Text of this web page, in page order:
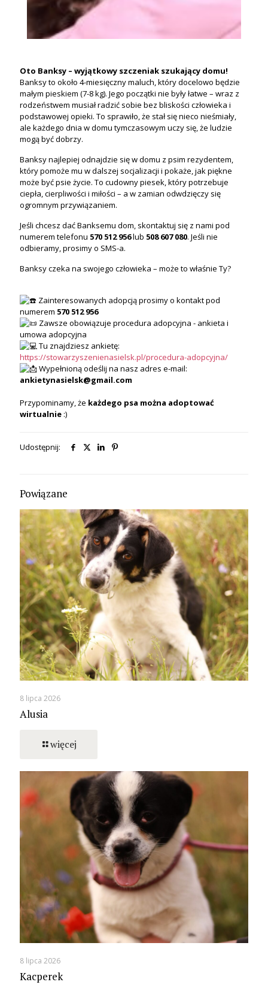
Oto Banksy – wyjątkowy szczeniak szukający domu!
Banksy to około 4-miesięczny maluch, który docelowo będzie
małym pieskiem (7-8 kg). Jego początki nie były łatwe – wraz z
rodzeństwem musiał radzić sobie bez bliskości człowieka i
podstawowej opieki. To sprawiło, że stał się nieco nieśmiały,
ale każdego dnia w domu tymczasowym uczy się, że ludzie
mogą być dobrzy.
Banksy najlepiej odnajdzie się w domu z psim rezydentem,
który pomoże mu w dalszej socjalizacji i pokaże, jak piękne
może być psie życie. To cudowny piesek, który potrzebuje
ciepła, cierpliwości i miłości – a w zamian odwdzięczy się
ogromnym przywiązaniem.
Jeśli chcesz dać Banksemu dom, skontaktuj się z nami pod
numerem telefonu 570 512 956lub 508 607 080. Jeśli nie
odbieramy, prosimy o SMS-a.
Banksy czeka na swojego człowieka – może to właśnie Ty?
Zainteresowanych adopcją prosimy o kontakt pod
numerem 570 512 956
Zawsze obowiązuje procedura adopcyjna - ankieta i
umowa adopcyjna
Tu znajdziesz ankietę:
https://stowarzyszenienasielsk.pl/procedura-adopcyjna/
Wypełnioną odeślij na nasz adres e-mail:
ankietynasielsk@gmail.com
Przypominamy, że każdego psa można adoptować
wirtualnie :)
Udostępnij:
Powiązane
8 lipca 2026
Alusia
więcej
8 lipca 2026
Kacperek